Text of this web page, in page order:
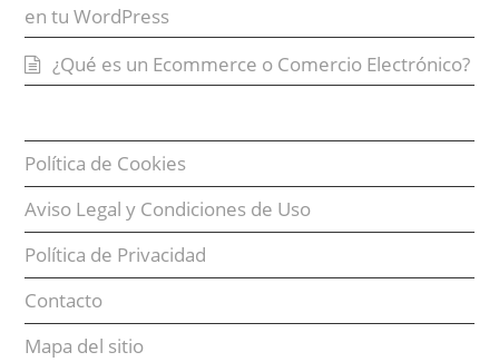
en tu WordPress
¿Qué es un Ecommerce o Comercio Electrónico?
Política de Cookies
Aviso Legal y Condiciones de Uso
Política de Privacidad
Contacto
Mapa del sitio